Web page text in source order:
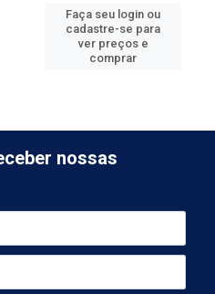
Faça seu login ou
cadastre-se para
ver preços e
comprar
nossas